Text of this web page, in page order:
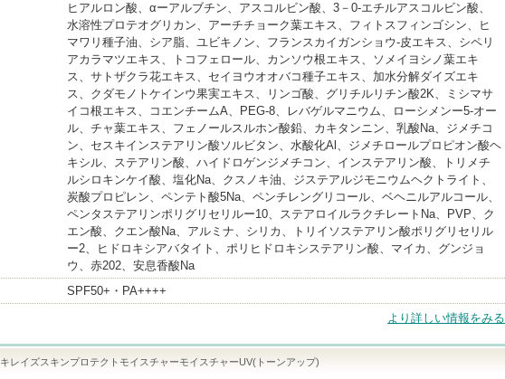
ヒアルロン酸、αーアルブチン、アスコルビン酸、3－0-エチルアスコルビン酸、
水溶性プロテオグリカン、アーチチョーク葉エキス、フィトスフィンゴシン、ヒ
マワリ種子油、シア脂、ユビキノン、フランスカイガンショウ-皮エキス、シペリ
アカラマツエキス、トコフェロール、カンソウ根エキス、ソメイヨシノ葉エキ
ス、サトザクラ花エキス、セイヨウオオバコ種子エキス、加水分解ダイズエキ
ス、クダモノトケインウ果実エキス、リンゴ酸、グリチルリチン酸2K、ミシマサ
イコ根エキス、コエンチームA、PEG-8、レバゲルマニウム、ローシメンー5-オー
ル、チャ葉エキス、フェノールスルホン酸鉛、カキタンニン、乳酸Na、ジメチコ
ン、セスキインステアリン酸ソルビタン、水酸化Al、ジメチロールプロピオン酸ヘ
キシル、ステアリン酸、ハイドロゲンジメチコン、インステアリン酸、トリメチ
ルシロキンケイ酸、塩化Na、クスノキ油、ジステアルジモニウムヘクトライト、
炭酸プロピレン、ペンテト酸5Na、ペンチレングリコール、ベヘニルアルコール、
ペンタステアリンポリグリセリルー10、ステアロイルラクチレートNa、PVP、ク
エン酸、クエン酸Na、アルミナ、シリカ、トリイソステアリン酸ポリグリセリル
ー2、ヒドロキシアバタイト、ポリヒドロキシステアリン酸、マイカ、グンジョ
ウ、赤202、安息香酸Na
SPF50+・PA++++
より詳しい情報をみる
キレイズスキンプロテクトモイスチャーモイスチャーUV(トーンアップ)